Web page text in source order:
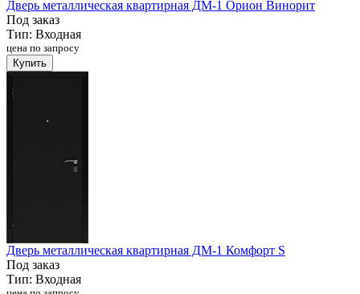
Дверь металлическая квартирная ДМ-1 Орион Винорит
Под заказ
Тип: Входная
цена по запросу
Купить
Дверь металлическая квартирная ДМ-1 Комфорт S
Под заказ
Тип: Входная